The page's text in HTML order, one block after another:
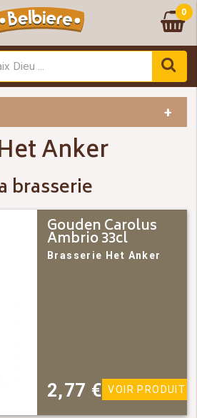
0
+
Anker
brasserie
Gouden Carolus
Ambrio 33cl
Brasserie Het Anker
2,77 € VOIR PRODUIT